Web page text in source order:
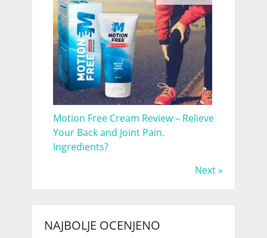
Motion Free Cream Review – Relieve
Your Back and Joint Pain.
Ingredients?
Next »
NAJBOLJE OCENJENO